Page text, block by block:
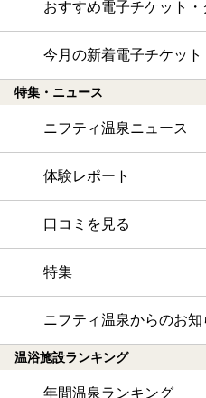
おすすめ電子チケット
今月の新着電子チケッ
特集・ニュース
ニフティ温泉ニュース
体験レポート
口コミを見る
特集
ニフティ温泉からのお知
温浴施設ランキング
年間温泉ランキング